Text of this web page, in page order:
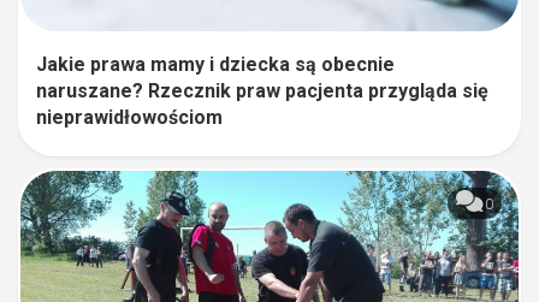
Jakie prawa mamy i dziecka są obecnie
naruszane? Rzecznik praw pacjenta przygląda się
nieprawidłowościom
0